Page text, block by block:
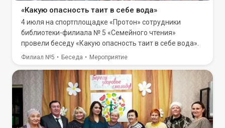
«Какую опасность таит в себе вода»
4 июля на спортплощадке «Протон» сотрудники
библиотеки-филиала № 5 «Семейного чтения»
провели беседу «Какую опасность таит в себе вода».
Филиал №5 Беседа Мероприятие